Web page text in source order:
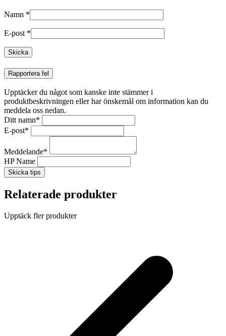
Namn *
E-post *
Rapportera fel
Upptäcker du något som kanske inte stämmer i
produktbeskrivningen eller har önskemål om information kan du
meddela oss nedan.
Ditt namn*
E-post*
Meddelande*
HP Name
Skicka tips
Relaterade produkter
Upptäck fler produkter